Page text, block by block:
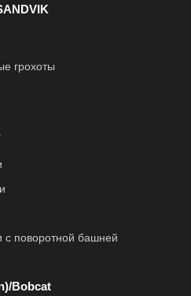
грохоты
с поворотной башней
Bobcat